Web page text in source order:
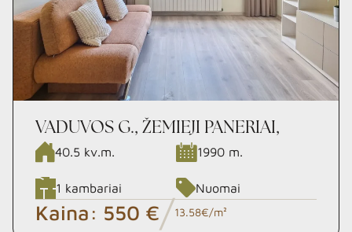
VADUVOS G., ŽEMIEJI PANERIAI,
VILNIUS
40.5 kv.m. 1990 m.
1 kambariai Nuomai
Kaina: 550 €/13.58€/m²